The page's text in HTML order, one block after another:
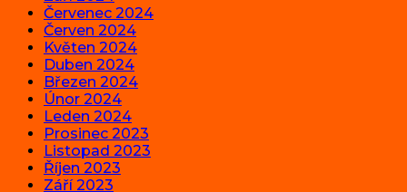
Červenec 2024
Červen 2024
Květen 2024
Duben 2024
Březen 2024
Únor 2024
Leden 2024
Prosinec 2023
Listopad 2023
Říjen 2023
Září 2023